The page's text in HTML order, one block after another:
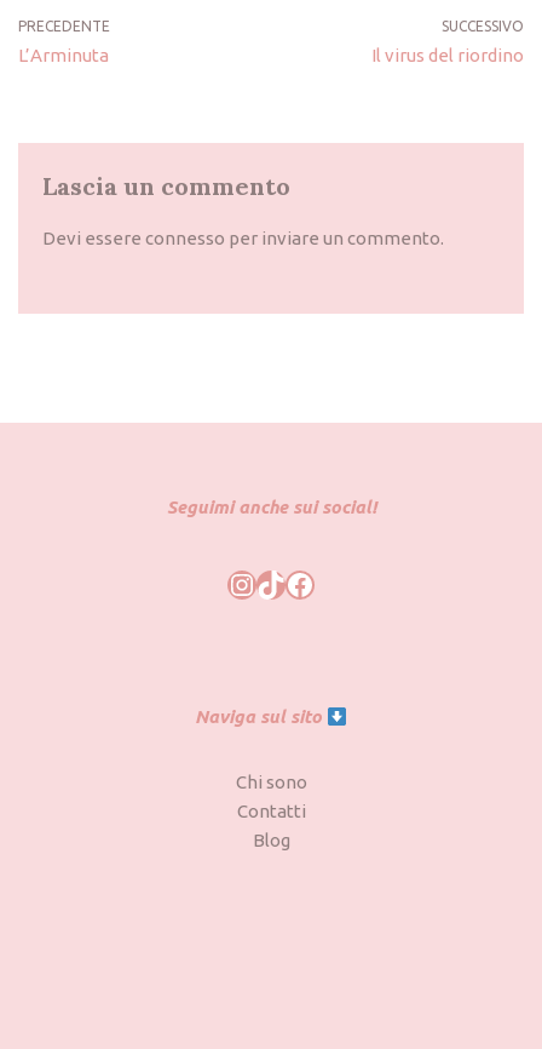
PRECEDENTE
L’Arminuta
SUCCESSIVO
Il virus del riordino
Lascia un commento
Devi essere connesso per inviare un commento.
Seguimi anche sui social!
Naviga sul sito
Chi sono
Contatti
Blog